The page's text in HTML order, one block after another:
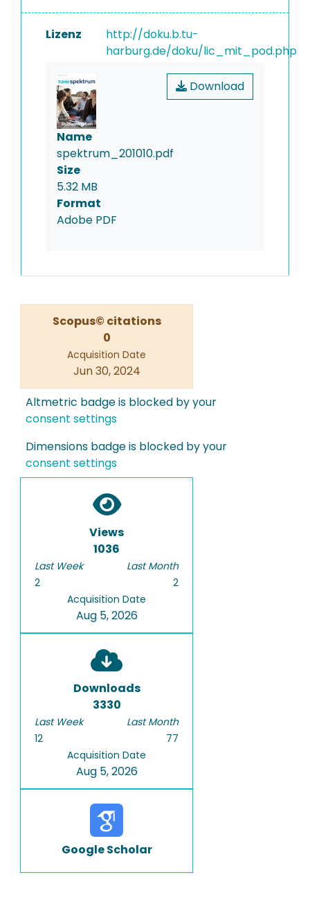
Lizenz
http://doku.b.tu-
harburg.de/doku/lic_mit_pod.php
Download
Name
spektrum_201010.pdf
Size
5.32 MB
Format
Adobe PDF
Scopus© citations
0
Acquisition Date
Jun 30, 2024
Altmetric badge is blocked by your
consent settings
Dimensions badge is blocked by your
consent settings
Views
1036
Last Week
2
Last Month
2
Acquisition Date
Aug 5, 2026
Downloads
3330
Last Week
12
Last Month
77
Acquisition Date
Aug 5, 2026
Google Scholar